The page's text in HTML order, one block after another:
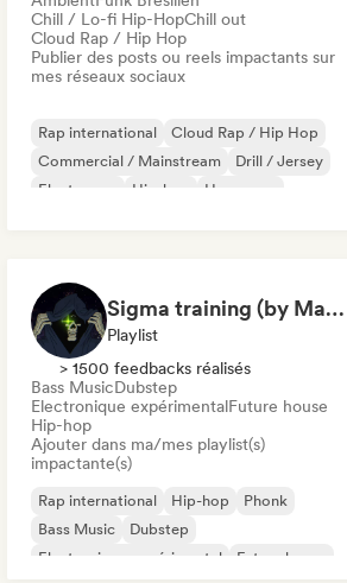
Chill / Lo-fi Hip-HopChill out
Cloud Rap / Hip Hop
Publier des posts ou reels impactants sur
mes réseaux sociaux
Rap international
Cloud Rap / Hip Hop
Commercial / Mainstream
Drill / Jersey
Electropop
Hip-hop
Hyperpop
Sigma training (by Mastery Gallery)
Playlist
> 1500 feedbacks réalisés
Bass MusicDubstep
Electronique expérimentalFuture house
Hip-hop
Ajouter dans ma/mes playlist(s)
impactante(s)
Rap international Hip-hop
Phonk
Bass Music
Dubstep
Electronique expérimental
Future house